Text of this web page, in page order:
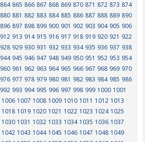
864 865 866 867 868 869 870 871 872 873 874
880 881 882 883 884 885 886 887 888 889 890
896 897 898 899 900 901 902 903 904 905 906
912 913 914 915 916 917 918 919 920 921 922
928 929 930 931 932 933 934 935 936 937 938
944 945 946 947 948 949 950 951 952 953 954
960 961 962 963 964 965 966 967 968 969 970
976 977 978 979 980 981 982 983 984 985 986
992 993 994 995 996 997 998 999 1000 1001
1006 1007 1008 1009 1010 1011 1012 1013
1018 1019 1020 1021 1022 1023 1024 1025
1030 1031 1032 1033 1034 1035 1036 1037
1042 1043 1044 1045 1046 1047 1048 1049